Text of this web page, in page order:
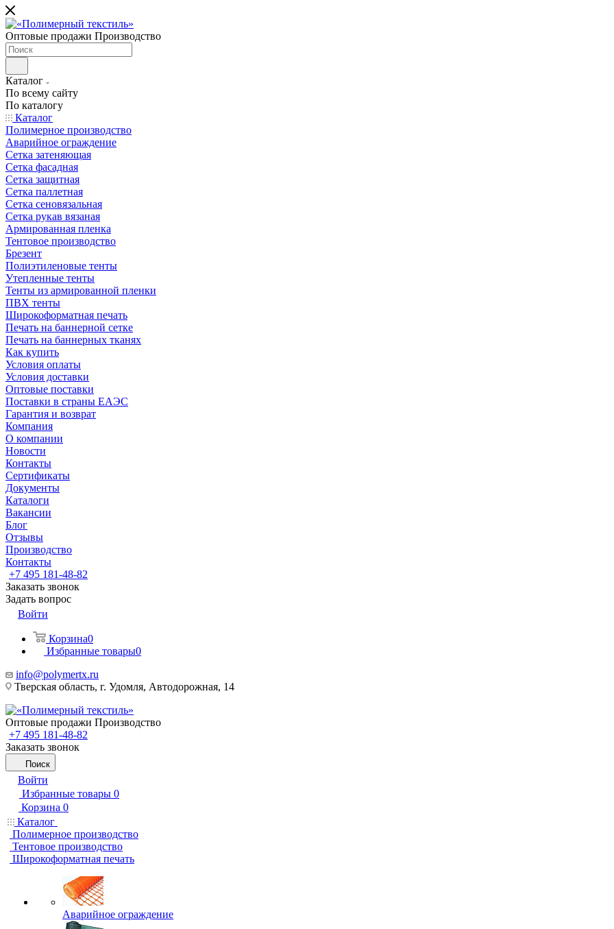
Оптовые продажи Производство
Каталог
По всему сайту
По каталогу
Каталог
Полимерное производство
Аварийное ограждение
Сетка затеняющая
Сетка фасадная
Сетка защитная
Сетка паллетная
Сетка сеновязальная
Сетка рукав вязаная
Армированная пленка
Тентовое производство
Брезент
Полиэтиленовые тенты
Утепленные тенты
Тенты из армированной пленки
ПВХ тенты
Широкоформатная печать
Печать на баннерной сетке
Печать на баннерных тканях
Как купить
Условия оплаты
Условия доставки
Оптовые поставки
Поставки в страны ЕАЭС
Гарантия и возврат
Компания
О компании
Новости
Контакты
Сертификаты
Документы
Каталоги
Вакансии
Блог
Отзывы
Производство
Контакты
+7 495 181-48-82
Заказать звонок
Задать вопрос
Войти
Корзина0
Избранные товары0
info@polymertx.ru
Тверская область, г. Удомля, Автодорожная, 14
Оптовые продажи Производство
+7 495 181-48-82
Заказать звонок
Поиск
Войти
Избранные товары 0
Корзина 0
Каталог
Полимерное производство
Тентовое производство
Широкоформатная печать
Аварийное ограждение